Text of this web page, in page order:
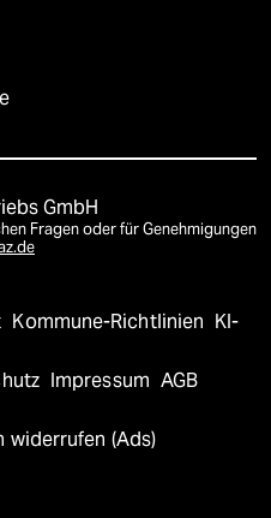
GmbH
Fragen oder für Genehmigungen
Kommune-Richtlinien KI-
Impressum AGB
widerrufen (Ads)